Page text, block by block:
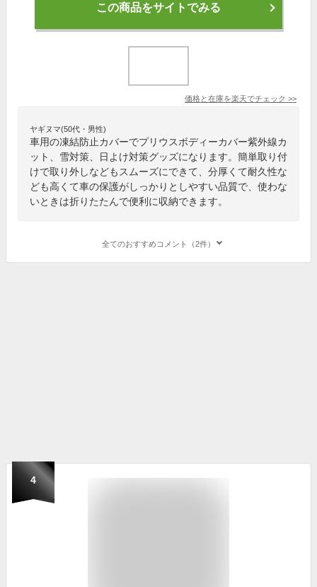
この商品をサイトでみる
価格と在庫を楽天でチェック >>
ヤギヌマ(50代・男性)
車用の凍結防止カバーでプリウスボディーカバー紫外線カ
ット、雪対策、日よけ対策グッズになります。簡単取り付
けで取り外しなどもスムーズにできて、分厚くて耐久性な
ども高くて車の保護がしっかりとしやすい品質で、使わな
いときは折りたたんで便利に収納できます。
全てのおすすめコメント（2件）
4